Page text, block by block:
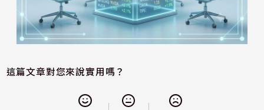
這篇文章對您來說實用嗎？